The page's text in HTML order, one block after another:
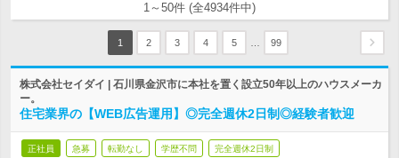
1～50件 (全4934件中)
1 2 3 4 5 99
株式会社セイダイ | 石川県金沢市に本社を置く設立50年以上のハウスメーカ
ー。
住宅業界の【WEB広告運用】◎完全週休2日制◎経験者歓迎
正社員 急募 転勤なし 学歴不問 完全週休2日制